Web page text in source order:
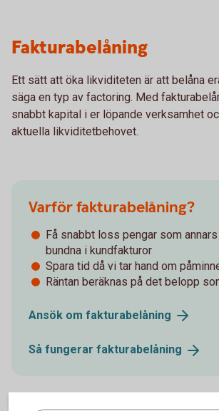
Fakturabelåning
Ett sätt att öka likviditeten är att belåna
säga en typ av factoring. Med
snabbt kapital i er löpande verksamhet
aktuella likviditetbehovet.
Varför fakturabelåning?
Få snabbt loss pengar som
bundna i kundfakturor
Spara tid då vi tar hand om
Räntan beräknas på det belopp
Ansök om fakturabelåning
Så fungerar fakturabelåning